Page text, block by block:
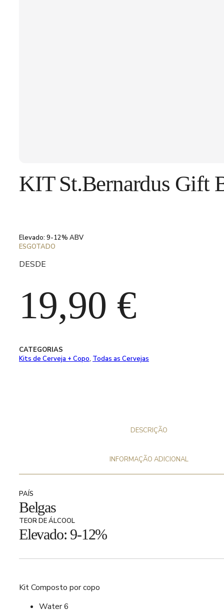
KIT St.Bernardus Gift
Elevado: 9-12% ABV
ESGOTADO
DESDE
19,90 €
CATEGORIAS
Kits de Cerveja + Copo, Todas as Cervejas
DESCRIÇÃO
INFORMAÇÃO ADICIONAL
PAÍS
Belgas
TEOR DE ÁLCOOL
Elevado: 9-12%
Kit Composto por copo
Water 6